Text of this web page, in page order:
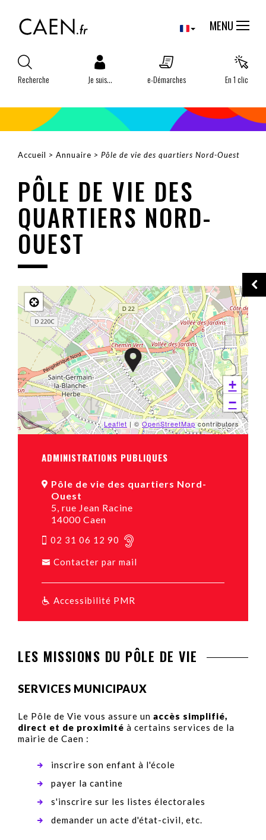
contenu
MENU
Recherche Je suis... e-Démarches En 1 clic
FIL
D'ARIANE
Accueil Annuaire Pôle de vie des quartiers Nord-Ouest
PÔLE DE VIE DES
QUARTIERS NORD-
OUEST
+
−
Leaflet | ©OpenStreetMapcontributors
ADMINISTRATIONS PUBLIQUES
Pôle de vie des quartiers Nord-
Ouest
5, rue Jean Racine
14000 Caen
02 31 06 12 90
Contacter par mail
Accessibilité PMR
LES MISSIONS DU PÔLE DE VIE
SERVICES MUNICIPAUX
Le Pôle de Vie vous assure un accès simplifié,
direct et de proximité à certains services de la
mairie de Caen :
inscrire son enfant à l'école
payer la cantine
s'inscrire sur les listes électorales
demander un acte d'état-civil, etc.